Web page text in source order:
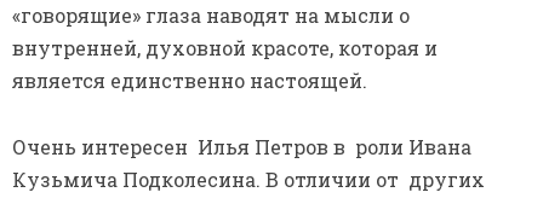
«говорящие» глаза наводят на мысли о
внутренней, духовной красоте, которая и
является единственно настоящей.
Очень интересен Илья Петров в роли Ивана
Кузьмича Подколесина. В отличии от других